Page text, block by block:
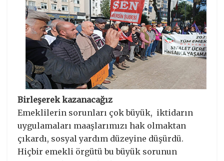
Birleşerek kazanacağız
Emeklilerin sorunları çok büyük, iktidarın
uygulamaları maaşlarımızı hak olmaktan
çıkardı, sosyal yardım düzeyine düşürdü.
Hiçbir emekli örgütü bu büyük sorunun